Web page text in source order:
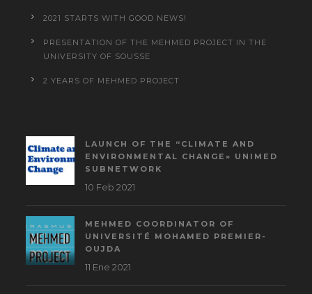
2021 STARTS WITH GOOD NEWS!
PRESENTATION OF THE MEHMED PROJECT IN THE
UNIVERSITY OF SOUSSE
2 YEARS OF MEHMED PROJECT
LAUNCH OF THE “CLIMATE AND
ENVIRONMENTAL CHANGE» UNIMED
SUBNETWORK
10 Feb 2021
MEHMED COORDINATOR OF
UNIVERSITÉ MOHAMED PREMIER-
OUJDA
11 Ene 2021